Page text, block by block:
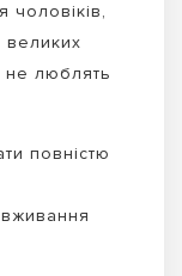
чоловіків,
великих
не люблять
повністю